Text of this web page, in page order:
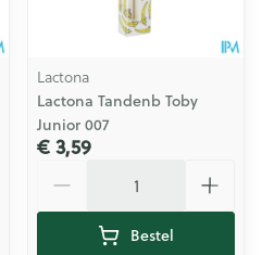
Lactona
Lactona Tandenb Toby
Junior 007
€ 3,59
Bestel